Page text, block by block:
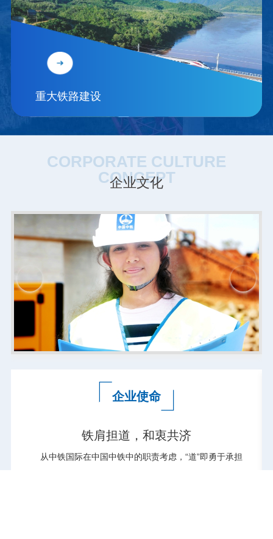
重大铁路建设
CORPORATE CULTURE
CONCEPT
企业文化
企业使命
铁肩担道，和衷共济
从中铁国际在中国中铁中的职责考虑，“道”即勇于承担